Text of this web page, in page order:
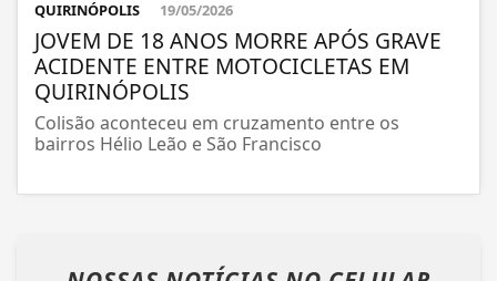
QUIRINÓPOLIS 19/05/2026
JOVEM DE 18 ANOS MORRE APÓS GRAVE
ACIDENTE ENTRE MOTOCICLETAS EM
QUIRINÓPOLIS
Colisão aconteceu em cruzamento entre os
bairros Hélio Leão e São Francisco